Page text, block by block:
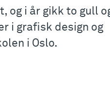
og i år gikk to gull
i grafisk design og
i Oslo.